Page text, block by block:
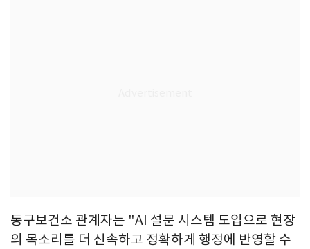
동구보건소 관계자는 "AI 설문 시스템 도입으로 현장
의 목소리를 더 신속하고 정확하게 행정에 반영할 수